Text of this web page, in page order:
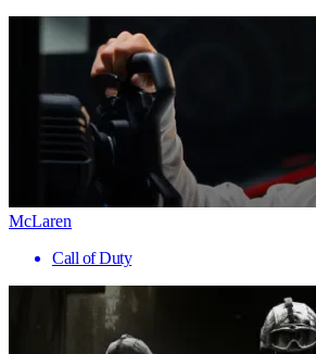
McLaren
Call of Duty